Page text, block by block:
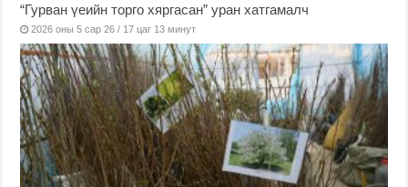
“Гурван үеийн торго хяргасан” уран хатгамалч
2026 оны 5 сар 26 / 17 цаг 13 минут